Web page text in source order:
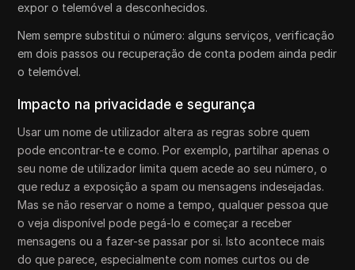
expor o telemóvel a desconhecidos.
Nem sempre substitui o número: alguns serviços, verificação
em dois passos ou recuperação de conta podem ainda pedir
o telemóvel.
Impacto na privacidade e segurança
Usar um nome de utilizador altera as regras sobre quem
pode encontrar-te e como. Por exemplo, partilhar apenas o
seu nome de utilizador limita quem acede ao seu número, o
que reduz a exposição a spam ou mensagens indesejadas.
Mas se não reservar o nome a tempo, qualquer pessoa que
o veja disponível pode pegá-lo e começar a receber
mensagens ou a fazer-se passar por si. Isto acontece mais
do que parece, especialmente com nomes curtos ou de